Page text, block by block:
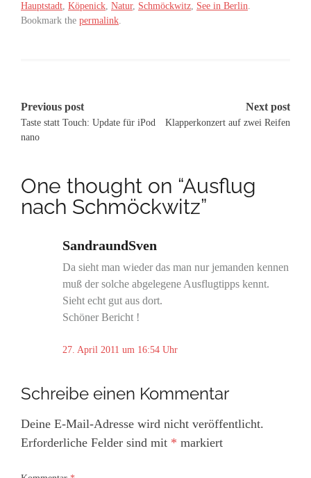
Hauptstadt, Köpenick, Natur, Schmöckwitz, See in Berlin.
Bookmark the permalink.
Post
navigation
Previous post
Taste statt Touch: Update für iPod
nano
Next post
Klapperkonzert auf zwei Reifen
One thought on “Ausflug
nach Schmöckwitz”
SandraundSven
27. April 2011 um 16:54 Uhr
Da sieht man wieder das man nur jemanden kennen
muß der solche abgelegene Ausflugtipps kennt.
Sieht echt gut aus dort.
Schöner Bericht !
Schreibe einen Kommentar
Deine E-Mail-Adresse wird nicht veröffentlicht.
Erforderliche Felder sind mit * markiert